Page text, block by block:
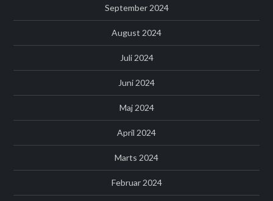
September 2024
August 2024
Juli 2024
Juni 2024
Maj 2024
April 2024
Marts 2024
Februar 2024